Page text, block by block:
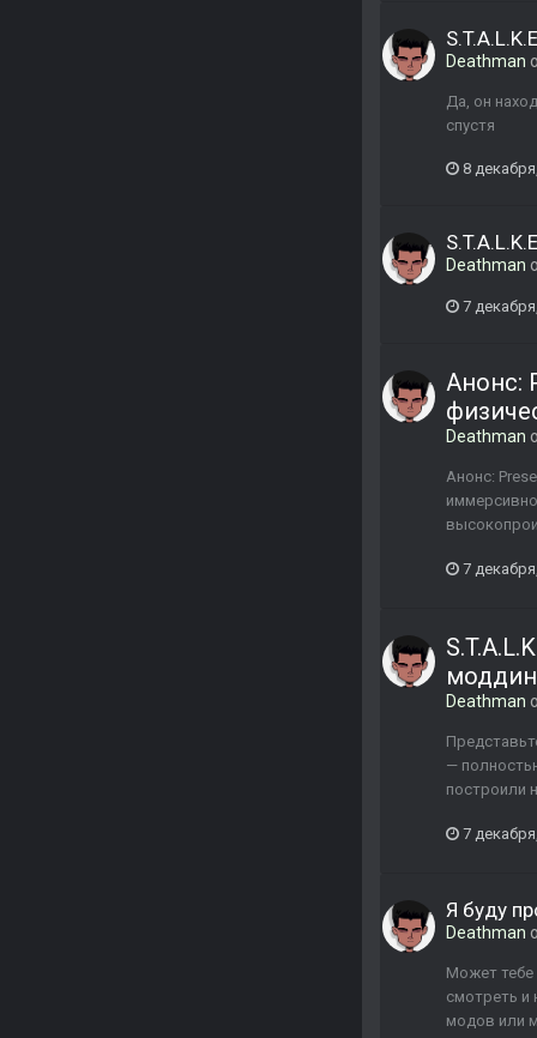
Deathman
Да, он
спустя
8
Deathman
7
Анонс:
Deathman
Анонс:
7
Deathman
—
построили
7
Я буду
Deathman
Может тебе
смотреть и
модов или